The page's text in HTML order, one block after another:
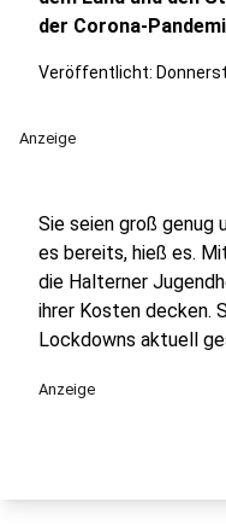
der Corona-
Veröffentlicht:
Anzeige
Sie seien groß genug
es bereits, hieß es.
die Halterner
ihrer Kosten decken.
Lockdowns aktuell
Anzeige